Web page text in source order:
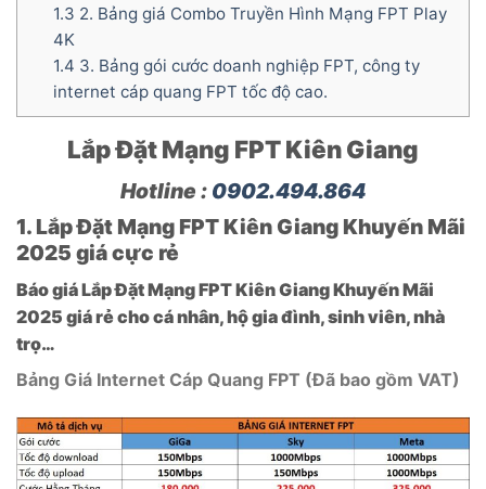
1.3 2. Bảng giá Combo Truyền Hình Mạng FPT Play
4K
1.4 3. Bảng gói cước doanh nghiệp FPT, công ty
internet cáp quang FPT tốc độ cao.
Lắp Đặt Mạng FPT Kiên Giang
Hotline : 0902.494.864
1. Lắp Đặt Mạng FPT Kiên Giang Khuyến Mãi
2025 giá cực rẻ
Báo giá Lắp Đặt Mạng FPT Kiên Giang Khuyến Mãi
2025 giá rẻ cho cá nhân, hộ gia đình, sinh viên, nhà
trọ…
Bảng Giá Internet Cáp Quang FPT (Đã bao gồm VAT)